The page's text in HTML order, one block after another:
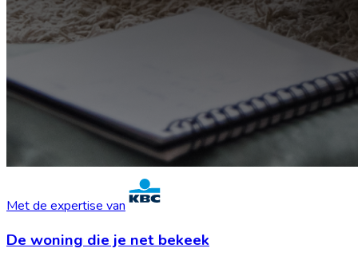
Met de expertise van
De woning die je net bekeek